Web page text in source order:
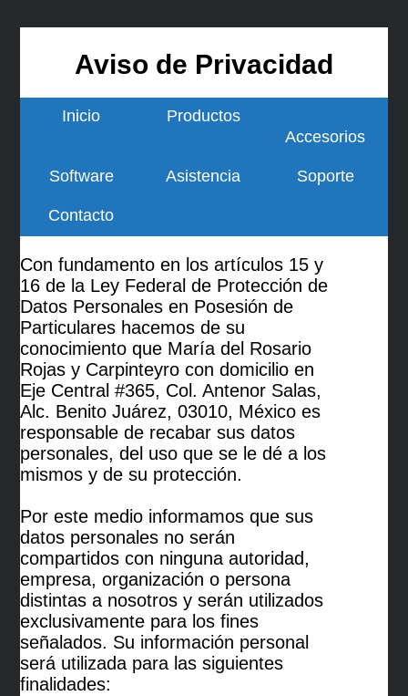
Aviso de Privacidad
Inicio
Productos
Accesorios
Software Asistencia Soporte
Contacto
Con fundamento en los artículos 15 y
16 de la Ley Federal de Protección de
Datos Personales en Posesión de
Particulares hacemos de su
conocimiento que María del Rosario
Rojas y Carpinteyro con domicilio en
Eje Central #365, Col. Antenor Salas,
Alc. Benito Juárez, 03010, México es
responsable de recabar sus datos
personales, del uso que se le dé a los
mismos y de su protección.
Por este medio informamos que sus
datos personales no serán
compartidos con ninguna autoridad,
empresa, organización o persona
distintas a nosotros y serán utilizados
exclusivamente para los fines
señalados. Su información personal
será utilizada para las siguientes
finalidades: